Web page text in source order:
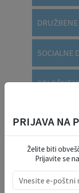
SOCIALNE
SPLOŠNE
PRIJAVA NA
Želite biti
Prijavite se